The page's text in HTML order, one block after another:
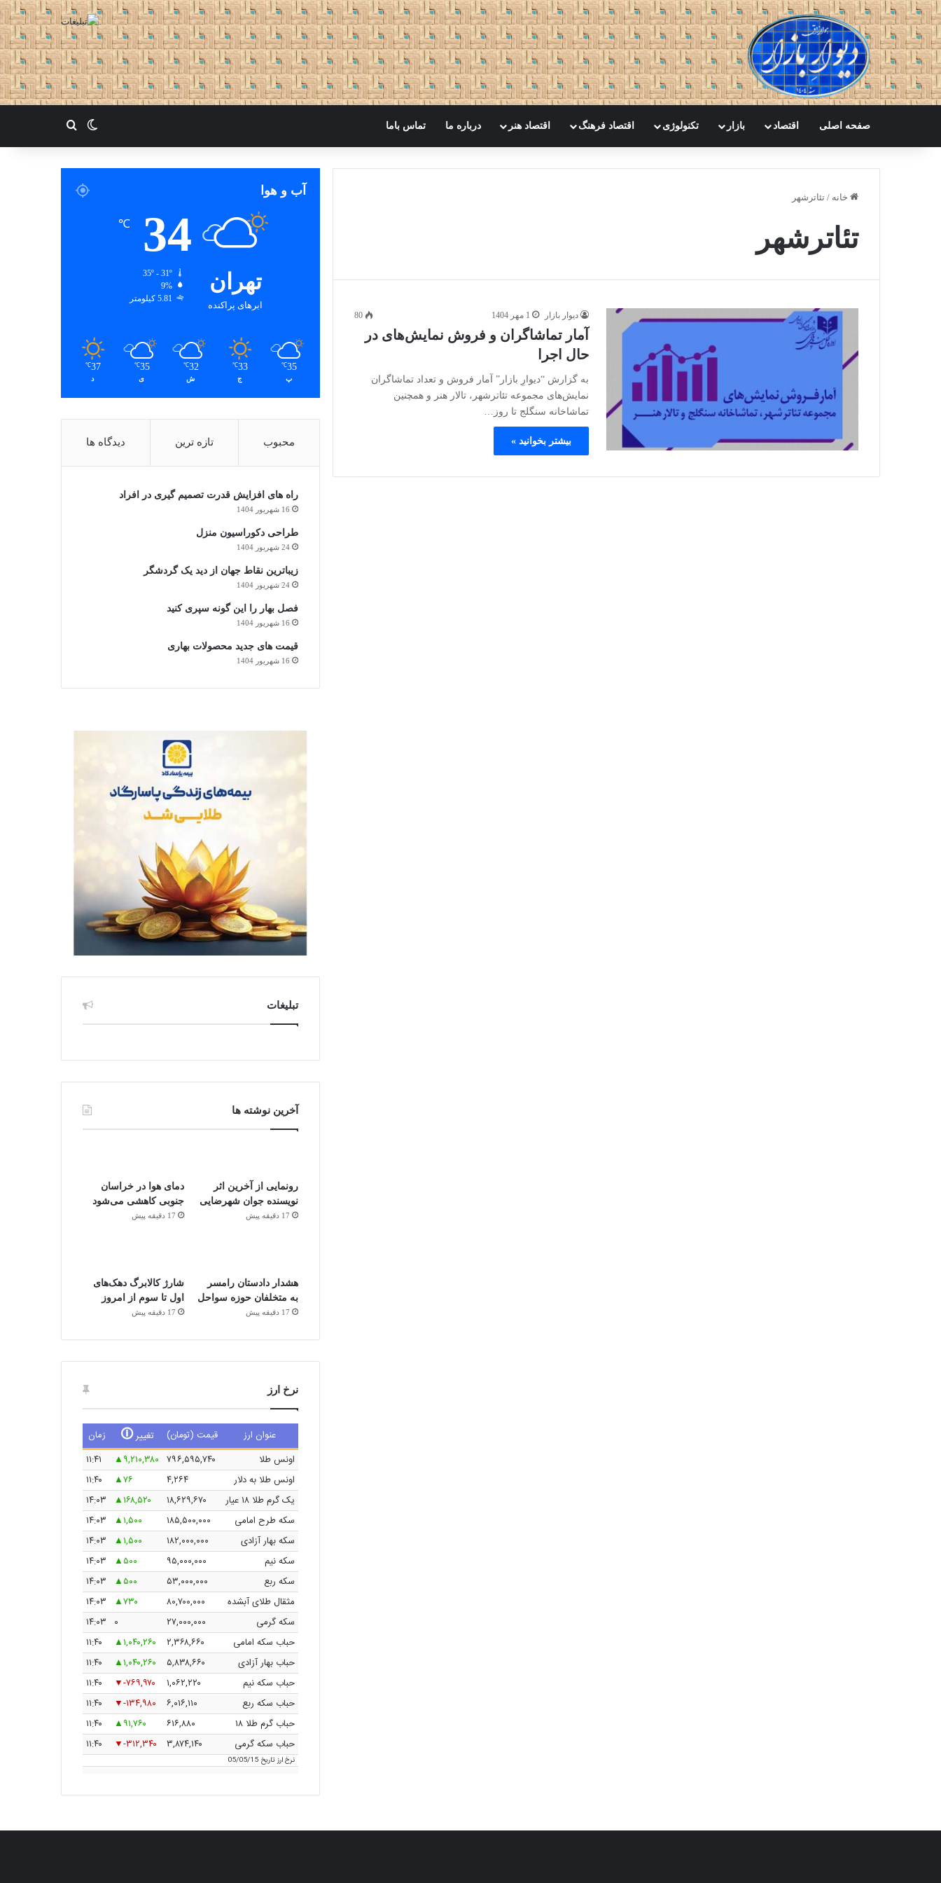
صفحه اصلی اقتصاد بازار تکنولوژی اقتصاد فرهنگ اقتصاد هنر درباره ما تماس باما تغییر پوسته
جستجو برای
خانه / تئاترشهر
تئاترشهر
دیوار بازار 1 مهر 1404 80
آمار تماشاگران و فروش نمایش‌های در
حال اجرا
به گزارش “دیوارِ بازار” آمار فروش و تعداد تماشاگران
نمایش‌های مجموعه‌ تئاترشهر، تالار ‌هنر و همچنین
تماشاخانه‌ سنگلج تا روز…
بیشتر بخوانید »
آب و هوا
تهران
ابرهای پراکنده
34
℃
9%
5.81 کیلومتر
35
℃
پ
33
℃
ج
32
℃
ش
35
℃
ی
37
℃
د
محبوب تازه ترین دیدگاه ها
راه های افزایش قدرت تصمیم گیری در افراد
16 شهریور 1404
طراحی دکوراسیون منزل
24 شهریور 1404
زیباترین نقاط جهان از دید یک گردشگر
24 شهریور 1404
فصل بهار را این گونه سپری کنید
16 شهریور 1404
قیمت های جدید محصولات بهاری
16 شهریور 1404
تبلیغات
آخرین نوشته ها
رونمایی از آخرین اثر
نویسنده جوان شهرضایی
17 دقیقه پیش
دمای هوا در خراسان
جنوبی کاهشی می‌شود
17 دقیقه پیش
هشدار دادستان رامسر
به متخلفان حوزه سواحل
17 دقیقه پیش
شارژ کالابرگ دهک‌های
اول تا سوم از امروز
17 دقیقه پیش
نرخ ارز
عنوان ارز قیمت (تومان) تغییر🛈
زمان
اونس طلا
۷۹۶,۵۹۵,۷۴۰ ۹,۲۱۰,۳۸۰
۱۱:۴۱
اونس طلا به دلار
۴,۲۶۴ ۷۶
۱۱:۴۰
یک گرم طلا ۱۸ عیار
۱۸,۶۲۹,۶۷۰ ۱۶۸,۵۲۰
۱۴:۰۳
سکه طرح امامی
۱۸۵,۵۰۰,۰۰۰ ۱,۵۰۰
۱۴:۰۳
سکه بهار آزادی
۱۸۲,۰۰۰,۰۰۰ ۱,۵۰۰
۱۴:۰۳
سکه نیم
۹۵,۰۰۰,۰۰۰ ۵۰۰
۱۴:۰۳
سکه ربع
۵۳,۰۰۰,۰۰۰ ۵۰۰
۱۴:۰۳
مثقال طلای آبشده
۸۰,۷۰۰,۰۰۰ ۷۳۰
۱۴:۰۳
سکه گرمی
۲۷,۰۰۰,۰۰۰ ۰ ۱۴:۰۳
حباب سکه امامی
۲,۳۶۸,۶۶۰ ۱,۰۴۰,۲۶۰
۱۱:۴۰
حباب بهار آزادی
۵,۸۳۸,۶۶۰ ۱,۰۴۰,۲۶۰
۱۱:۴۰
حباب سکه نیم
۱,۰۶۲,۲۲۰ -۷۶۹,۹۷۰
۱۱:۴۰
حباب سکه ربع
۶,۰۱۶,۱۱۰ -۱۳۴,۹۸۰
۱۱:۴۰
حباب گرم طلا ۱۸
۶۱۶,۸۸۰ ۹۱,۷۶۰
۱۱:۴۰
حباب سکه گرمی
۳,۸۷۴,۱۴۰ -۳۱۲,۳۴۰ ۱۱:۴۰
نرخ ارزتاریخ 05/05/15